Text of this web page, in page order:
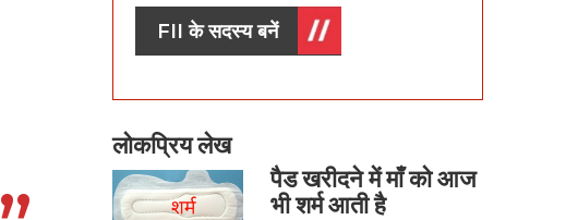
FII के सदस्य बनें
लोकप्रिय लेख
पैड खरीदने में माँ को आज
भी शर्म आती है